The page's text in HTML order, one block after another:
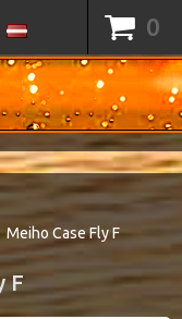
0
Meiho Case Fly F
F